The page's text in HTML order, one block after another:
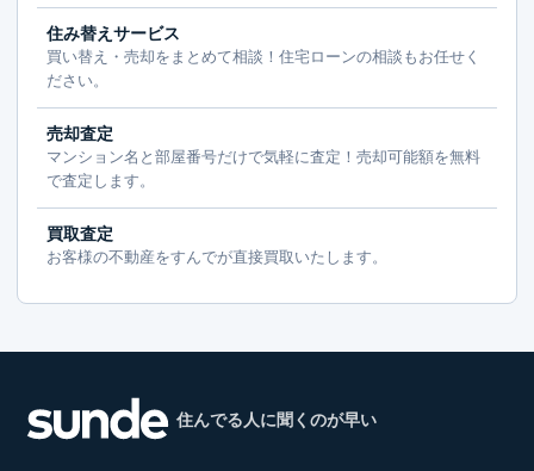
住み替えサービス
買い替え・売却をまとめて相談！住宅ローンの相談もお任せく
ださい。
売却査定
マンション名と部屋番号だけで気軽に査定！売却可能額を無料
で査定します。
買取査定
お客様の不動産をすんでが直接買取いたします。
住んでる人に聞くのが早い